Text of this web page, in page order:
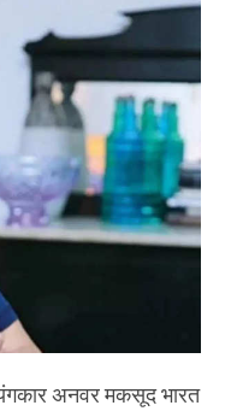
अनवर मकसूद भारत